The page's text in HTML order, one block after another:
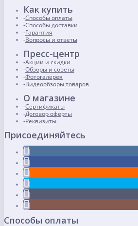
Как купить
Способы оплаты
Способы доставки
Гарантия
Вопросы и ответы
Пресс-центр
Акции и скидки
Обзоры и советы
Фотогалерея
Видеообзоры товаров
О магазине
Сертификаты
Договор оферты
Реквизиты
Присоединяйтесь
Способы оплаты